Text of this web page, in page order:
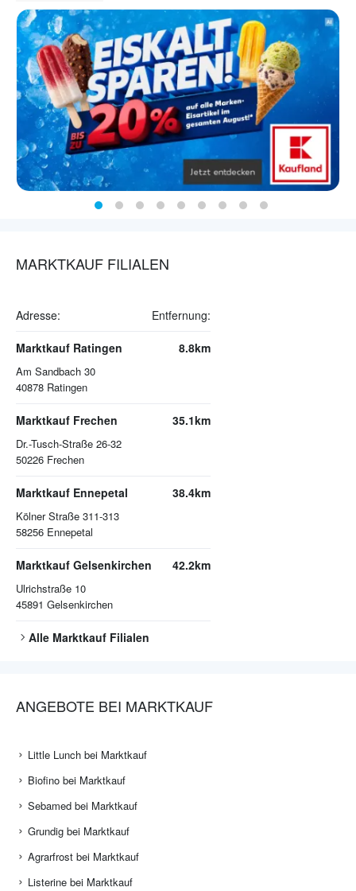
MARKTKAUF FILIALEN
Adresse: Entfernung:
Marktkauf Ratingen
Am Sandbach 30
40878 Ratingen
8.8km
Marktkauf Frechen
Dr.-Tusch-Straße 26-32
50226 Frechen
35.1km
Marktkauf Ennepetal
Kölner Straße 311-313
58256 Ennepetal
38.4km
Marktkauf Gelsenkirchen
Ulrichstraße 10
45891 Gelsenkirchen
42.2km
Alle Marktkauf Filialen
ANGEBOTE BEI MARKTKAUF
Little Lunch bei Marktkauf
Biofino bei Marktkauf
Sebamed bei Marktkauf
Grundig bei Marktkauf
Agrarfrost bei Marktkauf
Listerine bei Marktkauf